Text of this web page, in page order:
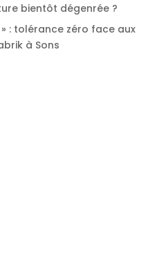
bientôt dégenrée ?
: tolérance zéro face aux
à Sons